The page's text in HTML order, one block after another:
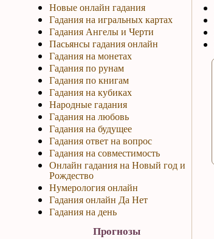
Новые онлайн гадания
Гадания на игральных картах
Гадания Ангелы и Черти
Пасьянсы гадания онлайн
Гадания на монетах
Гадания по рунам
Гадания по книгам
Гадания на кубиках
Народные гадания
Гадания на любовь
Гадания на будущее
Гадания ответ на вопрос
Гадания на совместимость
Онлайн гадания на Новый год и
Рождество
Нумерология онлайн
Гадания онлайн Да Нет
Гадания на день
Прогнозы